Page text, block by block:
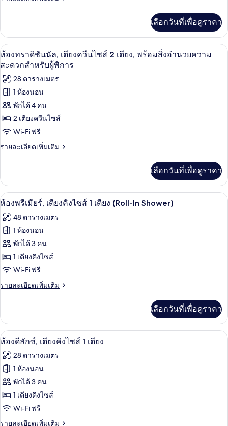
นัล,
เตียง
ควีน
ไซส์
2
เตียง
เกี่ยว
กับ
ห้อง
ทราดิ
นัล,
เตียง
ควีน
ไซส์
2
เลือกวันที่เพื่อดูราคา
เปิด
ภาพถ่าย
ทั้งหมด
ของ
ห้อง
ทราดิ
ชัน
นัล,
ควีน
ไซส์
2
เตียง,
พร้อม
สิ่ง
อำนวย
ความ
ผู้
พิการ
เครื่องนอนระดับพรีเมียม, ผ้านวมขนเ
7
ห้องทราดิชันนัล, เตียงควีนไซส์ 2 เตียง, พร้อมสิ่งอำนวยความ
สะดวกสำหรับผู้พิการ
28 ตารางเมตร
1 ห้องนอน
พักได้ 4 คน
2 เตียงควีนไซส์
Wi-Fi ฟรี
รายละเอียดเพิ่มเติม
ราย
เกี่ยว
กับ
ห้อง
ชัน
นัล,
ควีน
ไซส์
เตียง,
พร้อม
สะดวก
สำหรับ
ผู้
เลือกวันที่เพื่อดูราคา
เปิด
ภาพถ่าย
ทั้งหมด
ของ
ห้อง
พรีเมียร์,
เตียง
ไซส์
เตียง
(Roll-
In
Shower)
เครื่องนอนระดับพรีเมียม, ผ้านวมขนเ
15
ห้องพรีเมียร์, เตียงคิงไซส์ 1 เตียง (Roll-In Shower)
48 ตารางเมตร
1 ห้องนอน
พักได้ 3 คน
1 เตียงคิงไซส์
Wi-Fi ฟรี
รายละเอียดเพิ่มเติม
ราย
เกี่ยว
กับ
ห้อง
เตียง
คิง
เตียง
(Roll-
In
Shower)
เลือกวันที่เพื่อดูราคา
เปิด
ภาพถ่าย
ทั้งหมด
ของ
ห้อง
ดี
เครื่องนอนระดับพรีเมียม, ผ้านวมขนเ
16
ห้องดีลักซ์, เตียงคิงไซส์ 1 เตียง
28 ตารางเมตร
1 ห้องนอน
พักได้ 3 คน
1 เตียงคิงไซส์
Wi-Fi ฟรี
รายละเอียดเพิ่มเติม
ราย